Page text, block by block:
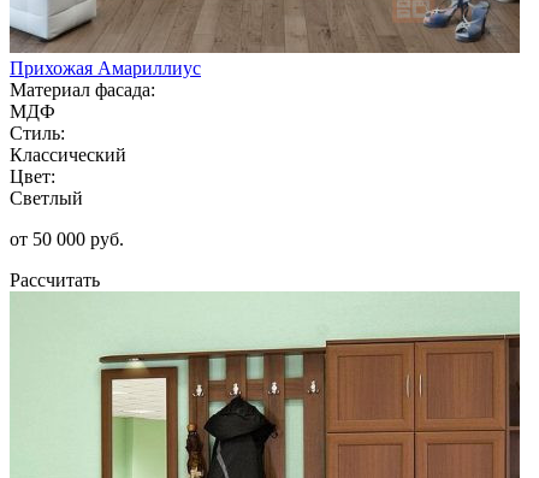
Прихожая Амариллиус
Материал фасада:
МДФ
Стиль:
Классический
Цвет:
Светлый
от 50 000 руб.
Рассчитать